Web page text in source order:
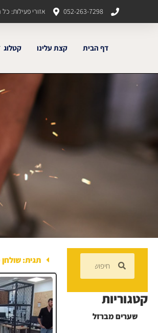
052-263-7298 אזורי פעילות:
דף הבית קצת עלינו קטלוג
קטגוריות
שערים מברזל
תגית: